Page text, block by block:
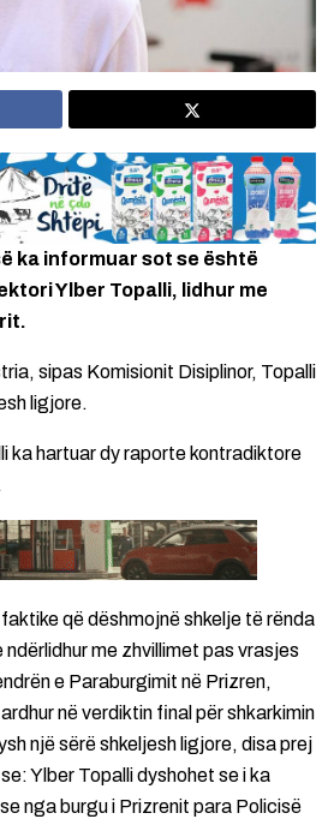
ka informuar sot se është
Ylber Topalli, lidhur me
sipas Komisionit Disiplinor, Topalli
ligjore.
ka hartuar dy raporte kontradiktore
që dëshmojnë shkelje të rënda
me zhvillimet pas vrasjes
e Paraburgimit në Prizren,
në verdiktin final për shkarkimin
një sërë shkeljesh ligjore, disa prej
Ylber Topalli dyshohet se i ka
nga burgu i Prizrenit para Policisë